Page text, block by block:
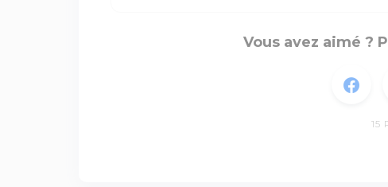
Vous avez aimé ?
15